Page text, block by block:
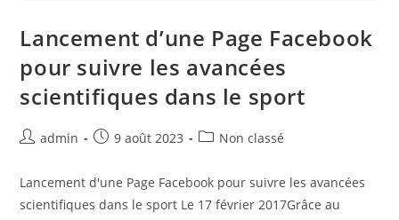
Lancement d’une Page Facebook
pour suivre les avancées
scientifiques dans le sport
admin 9 août 2023 Non classé
Lancement d'une Page Facebook pour suivre les avancées
scientifiques dans le sport Le 17 février 2017Grâce au